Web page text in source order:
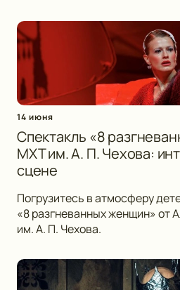
14 июня
Спектакль «8
МХТ им. А. П. Чехова:
сцене
Погрузитесь в атмосферу
«8 разгневанных женщин» от
им. А. П. Чехова.